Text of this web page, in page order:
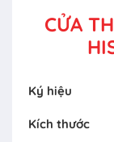
CỬA
Ký hiệu
Kích thước